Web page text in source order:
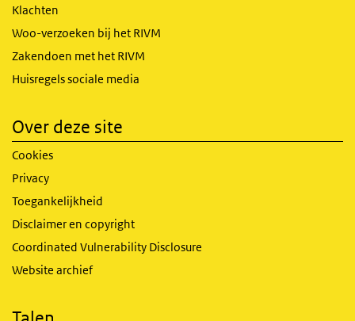
Klachten
Woo-verzoeken bij het RIVM
Zakendoen met het RIVM
Huisregels sociale media
Over deze site
Cookies
Privacy
Toegankelijkheid
Disclaimer en copyright
Coordinated Vulnerability Disclosure
Website archief